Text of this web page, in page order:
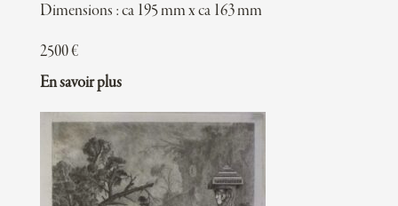
Dimensions : ca 195 mm x ca 163 mm
2500€
En savoir plus